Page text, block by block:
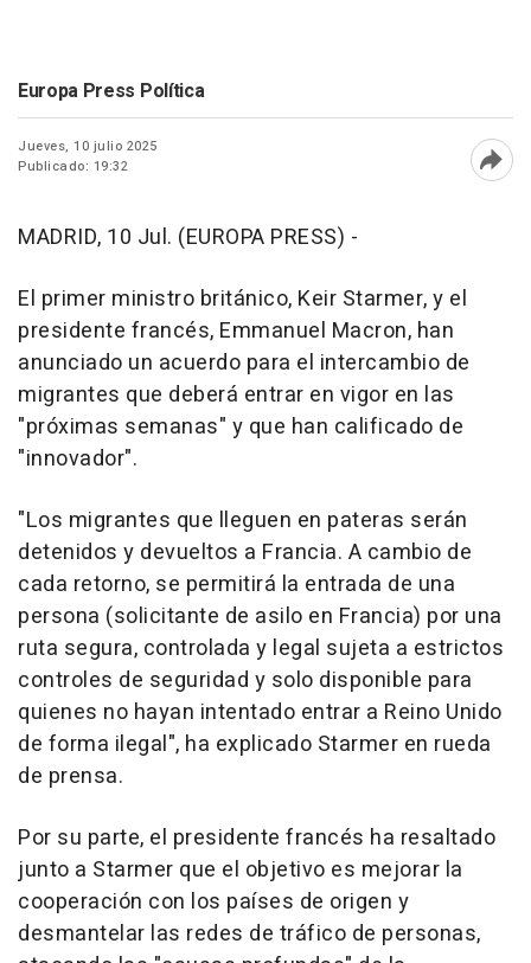
Europa Press Política
Jueves, 10 julio 2025
Publicado: 19:32
MADRID, 10 Jul. (EUROPA PRESS) -
El primer ministro británico, Keir Starmer, y el
presidente francés, Emmanuel Macron, han
anunciado un acuerdo para el intercambio de
migrantes que deberá entrar en vigor en las
"próximas semanas" y que han calificado de
"innovador".
"Los migrantes que lleguen en pateras serán
detenidos y devueltos a Francia. A cambio de
cada retorno, se permitirá la entrada de una
persona (solicitante de asilo en Francia) por una
ruta segura, controlada y legal sujeta a estrictos
controles de seguridad y solo disponible para
quienes no hayan intentado entrar a Reino Unido
de forma ilegal", ha explicado Starmer en rueda
de prensa.
Por su parte, el presidente francés ha resaltado
junto a Starmer que el objetivo es mejorar la
cooperación con los países de origen y
desmantelar las redes de tráfico de personas,